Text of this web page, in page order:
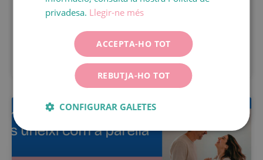
LLEGIR MÉS
privadesa. Llegir-ne més
ACCEPTA-HO TOT
REBUTJA-HO TOT
CONFIGURAR GALETES